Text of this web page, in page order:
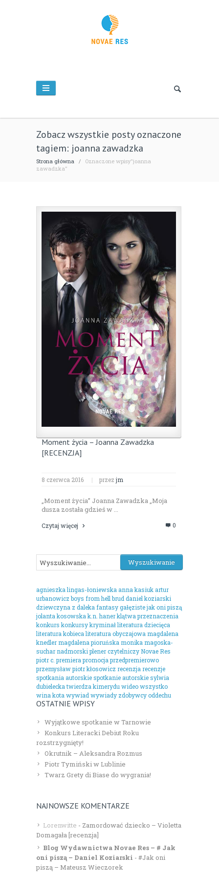
Zobacz wszystkie posty oznaczone
tagiem: joanna zawadzka
Strona główna / Oznaczone wpisy"joanna
zawadzka"
Moment życia – Joanna Zawadzka
[RECENZJA]
8 czerwca 2016 | przez jm
„Moment życia” Joanna Zawadzka „Moja
dusza została gdzieś w ...
Czytaj więcej 0
agnieszka lingas-łoniewska anna kasiuk artur
urbanowicz boys from hell brud daniel koziarski
dziewczyna z daleka fantasygałęzistejak oni piszą
jolanta kosowska k.n. hanerklątwa przeznaczenia
konkurs konkursykryminałliteratura dziecięca
literatura kobieca literatura obyczajowa magdalena
knedler magdalena pioruńska monika magoska-
suchar nadmorski plener czytelniczy Novae Res
piotr c. premiera promocja przedpremierowo
przemysław piotr kłosowicz recenzja recenzje
spotkania autorskiespotkanie autorskiesylwia
dubielecka twierdza kimerydu wideowszystko
wina kota wywiad wywiady zdobywcy oddechu
OSTATNIE WPISY
Wyjątkowe spotkanie w Tarnowie
Konkurs Literacki Debiut Roku
rozstrzygnięty!
Okrutnik – Aleksandra Rozmus
Piotr Tymiński w Lublinie
Twarz Grety di Biase do wygrania!
NAJNOWSZE KOMENTARZE
Lorenwitte - Zamordować dziecko – Violetta
Domagała [recenzja]
Blog Wydawnictwa Novae Res – # Jak
oni piszą – Daniel Koziarski - #Jak oni
piszą – Mateusz Wieczorek